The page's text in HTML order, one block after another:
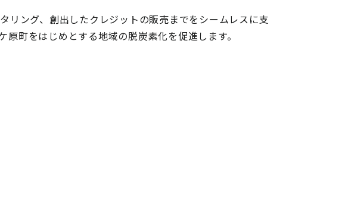
リング、創出したクレジットの販売までをシームレスに支
町をはじめとする地域の脱炭素化を促進します。